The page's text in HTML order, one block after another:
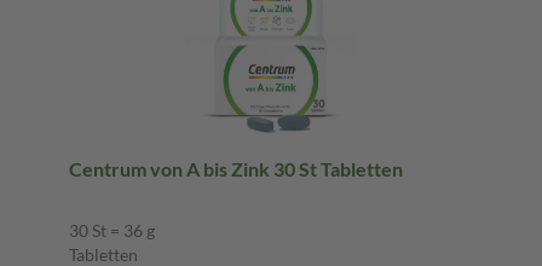
Centrum von A bis Zink 30 St Tabletten
30 St = 36 g
Tabletten